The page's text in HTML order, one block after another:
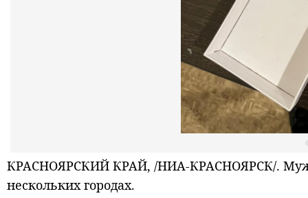
КРАСНОЯРСКИЙ КРАЙ, /НИА-КРАСНОЯРСК/.
нескольких городах.